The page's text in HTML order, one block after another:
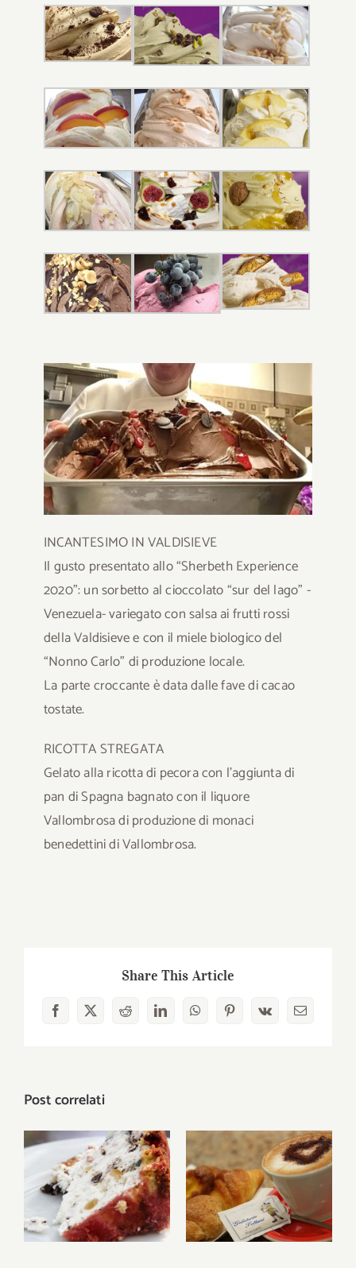
INCANTESIMO IN VALDISIEVE
Il gusto presentato allo “Sherbeth Experience
2020”: un sorbetto al cioccolato “sur del lago” -
Venezuela- variegato con salsa ai frutti rossi
della Valdisieve e con il miele biologico del
“Nonno Carlo” di produzione locale.
La parte croccante è data dalle fave di cacao
tostate.
RICOTTA STREGATA
Gelato alla ricotta di pecora con l’aggiunta di
pan di Spagna bagnato con il liquore
Vallombrosa di produzione di monaci
benedettini di Vallombrosa.
Share This Article
FacebookTwitterRedditLinkedInWhatsAppPinterest
Vk Email
Post correlati
L’elmo di Caterina Il nostro bar